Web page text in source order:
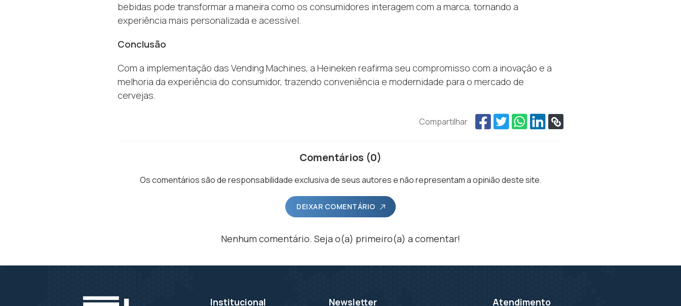
bebidas pode transformar a maneira como os consumidores interagem com a marca, tornando a
experiência mais personalizada e acessível.
Conclusão
Com a implementação das Vending Machines, a Heineken reafirma seu compromisso com a inovação e a
melhoria da experiência do consumidor, trazendo conveniência e modernidade para o mercado de
cervejas.
Compartilhar
Comentários (0)
Os comentários são de responsabilidade exclusiva de seus autores e não representam a opinião deste site.
DEIXAR COMENTÁRIO
Nenhum comentário. Seja o(a) primeiro(a) a comentar!
Institucional Newsletter Atendimento